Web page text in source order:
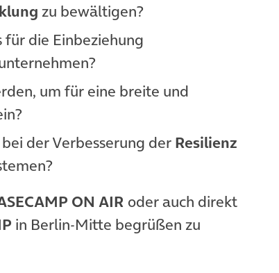
zu bewältigen?
die Einbeziehung
um für eine breite und
bei der Verbesserung der Resilienz
ON AIR oder auch direkt
in Berlin-Mitte begrüßen zu